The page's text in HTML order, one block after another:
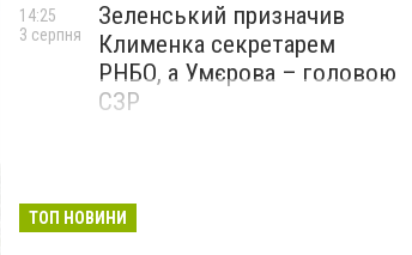
Зеленський призначив
Клименка секретарем
РНБО, а Умєрова – головою
СЗР
14:25
3 серпня
ТОП НОВИНИ